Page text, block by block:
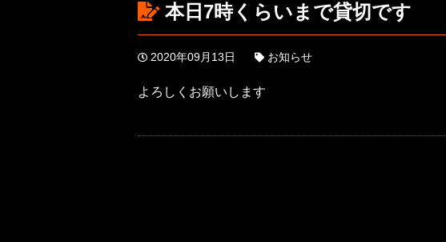
本日7時くらいまで貸切です
2020年09月13日 お知らせ
よろしくお願いします